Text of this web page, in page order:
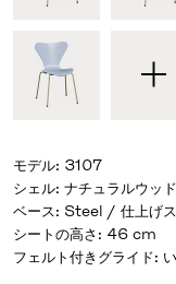
モデル: 3107
シェル: ナチュラルウッ
ベース: Steel / 仕上げス
シートの高さ: 46 cm
フェルト付きグライド: